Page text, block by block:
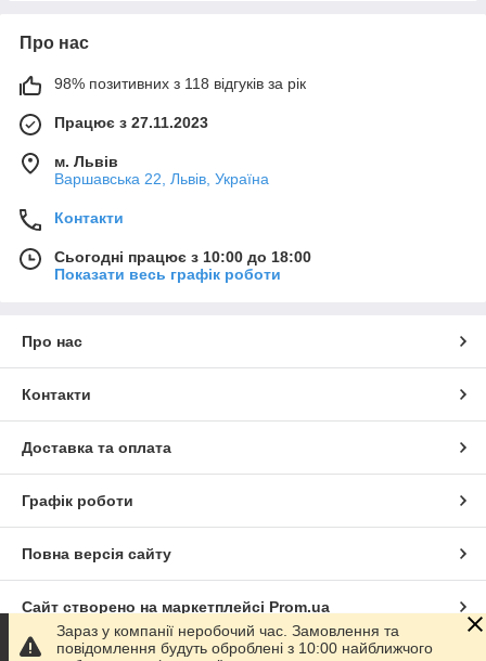
Про нас
98% позитивних з 118 відгуків за рік
Працює з 27.11.2023
м. Львів
Варшавська 22, Львів, Україна
Контакти
Сьогодні працює з 10:00 до 18:00
Показати весь графік роботи
Про нас
Контакти
Доставка та оплата
Графік роботи
Повна версія сайту
Сайт створено на маркетплейсі Prom.ua
Зараз у компанії неробочий час. Замовлення та
повідомлення будуть оброблені з 10:00 найближчого